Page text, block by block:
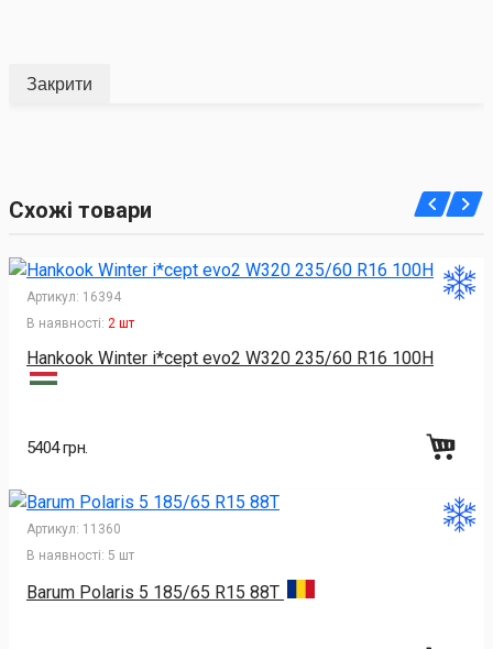
Закрити
Схожі товари
Артикул: 16394
В наявності: 2 шт
Hankook Winter i*cept evo2 W320 235/60 R16 100H
5404 грн.
Артикул: 11360
В наявності: 5 шт
Barum Polaris 5 185/65 R15 88T